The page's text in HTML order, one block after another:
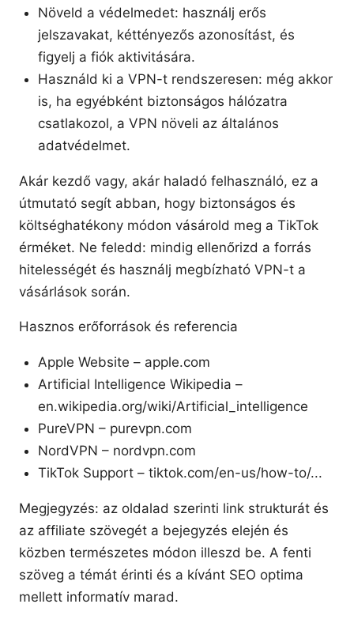
Növeld a védelmedet: használj erős
jelszavakat, kéttényezős azonosítást, és
figyelj a fiók aktivitására.
Használd ki a VPN-t rendszeresen: még akkor
is, ha egyébként biztonságos hálózatra
csatlakozol, a VPN növeli az általános
adatvédelmet.
Akár kezdő vagy, akár haladó felhasználó, ez a
útmutató segít abban, hogy biztonságos és
költséghatékony módon vásárold meg a TikTok
érméket. Ne feledd: mindig ellenőrizd a forrás
hitelességét és használj megbízható VPN-t a
vásárlások során.
Hasznos erőforrások és referencia
Apple Website – apple.com
Artificial Intelligence Wikipedia –
en.wikipedia.org/wiki/Artificial_intelligence
PureVPN – purevpn.com
NordVPN – nordvpn.com
TikTok Support – tiktok.com/en-us/how-to/...
Megjegyzés: az oldalad szerinti link strukturát és
az affiliate szövegét a bejegyzés elején és
közben természetes módon illeszd be. A fenti
szöveg a témát érinti és a kívánt SEO optima
mellett informatív marad.